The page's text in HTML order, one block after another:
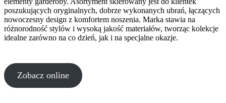
poszukujących oryginalnych, dobrze wykonanych ubrań, łączących
nowoczesny design z komfortem noszenia. Marka stawia na
różnorodność stylów i wysoką jakość materiałów, tworząc kolekcje
idealne zarówno na co dzień, jak i na specjalne okazje.
Zobacz online